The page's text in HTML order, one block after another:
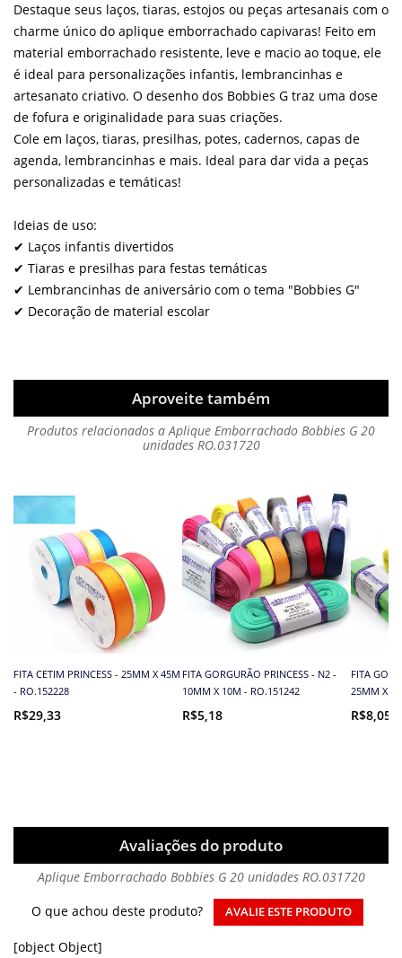
Destaque seus laços, tiaras, estojos ou peças artesanais com o
charme único do aplique emborrachado capivaras! Feito em
material emborrachado resistente, leve e macio ao toque, ele
é ideal para personalizações infantis, lembrancinhas e
artesanato criativo. O desenho dos Bobbies G traz uma dose
de fofura e originalidade para suas criações.
Cole em laços, tiaras, presilhas, potes, cadernos, capas de
agenda, lembrancinhas e mais. Ideal para dar vida a peças
personalizadas e temáticas!
Ideias de uso:
✔ Laços infantis divertidos
✔ Tiaras e presilhas para festas temáticas
✔ Lembrancinhas de aniversário com o tema "Bobbies G"
✔ Decoração de material escolar
Aproveite também
Produtos relacionados a Aplique Emborrachado Bobbies G 20
unidades RO.031720
FITA CETIM PRINCESS - 25MM X 45M
- RO.152228
R$29,33
FITA GORGURÃO PRINCESS - N2 -
10MM X 10M - RO.151242
R$5,18
FITA
25MM X
R$8,05
Avaliações do produto
Aplique Emborrachado Bobbies G 20 unidades RO.031720
O que achou deste produto?
AVALIE ESTE PRODUTO
[object Object]